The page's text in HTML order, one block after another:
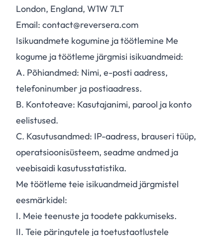
London, England, W1W 7LT
Email: contact@reversera.com
Isikuandmete kogumine ja töötlemine Me
kogume ja töötleme järgmisi isikuandmeid:
A. Põhiandmed: Nimi, e-posti aadress,
telefoninumber ja postiaadress.
B. Kontoteave: Kasutajanimi, parool ja konto
eelistused.
C. Kasutusandmed: IP-aadress, brauseri tüüp,
operatsioonisüsteem, seadme andmed ja
veebisaidi kasutusstatistika.
Me töötleme teie isikuandmeid järgmistel
eesmärkidel:
I. Meie teenuste ja toodete pakkumiseks.
II. Teie päringutele ja toetustaotlustele